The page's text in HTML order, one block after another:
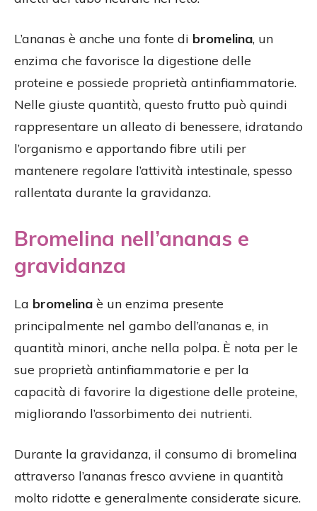
L’ananas è anche una fonte di bromelina, un
enzima che favorisce la digestione delle
proteine e possiede proprietà antinfiammatorie.
Nelle giuste quantità, questo frutto può quindi
rappresentare un alleato di benessere, idratando
l’organismo e apportando fibre utili per
mantenere regolare l’attività intestinale, spesso
rallentata durante la gravidanza.
Bromelina nell’ananas e
gravidanza
La bromelina è un enzima presente
principalmente nel gambo dell’ananas e, in
quantità minori, anche nella polpa. È nota per le
sue proprietà antinfiammatorie e per la
capacità di favorire la digestione delle proteine,
migliorando l’assorbimento dei nutrienti.
Durante la gravidanza, il consumo di bromelina
attraverso l’ananas fresco avviene in quantità
molto ridotte e generalmente considerate sicure.